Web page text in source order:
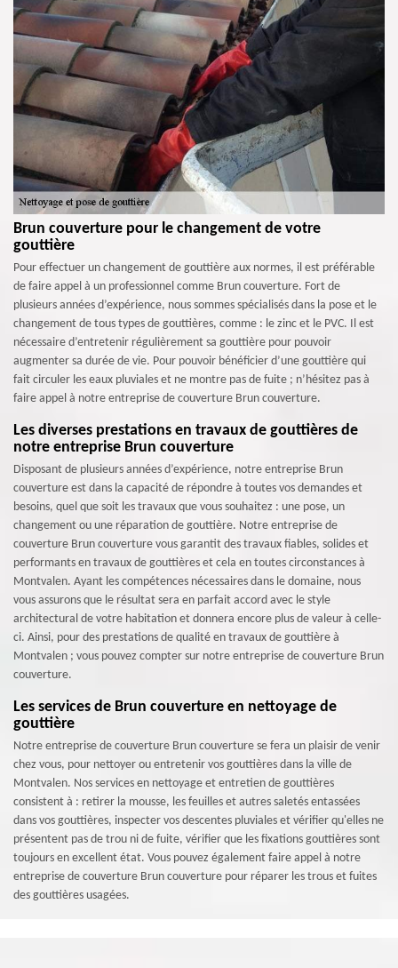
Brun couverture pour le changement de votre
gouttière
Pour effectuer un changement de gouttière aux normes, il est préférable
de faire appel à un professionnel comme Brun couverture. Fort de
plusieurs années d’expérience, nous sommes spécialisés dans la pose et le
changement de tous types de gouttières, comme : le zinc et le PVC. Il est
nécessaire d’entretenir régulièrement sa gouttière pour pouvoir
augmenter sa durée de vie. Pour pouvoir bénéficier d’une gouttière qui
fait circuler les eaux pluviales et ne montre pas de fuite ; n’hésitez pas à
faire appel à notre entreprise de couverture Brun couverture.
Les diverses prestations en travaux de gouttières de
notre entreprise Brun couverture
Disposant de plusieurs années d’expérience, notre entreprise Brun
couverture est dans la capacité de répondre à toutes vos demandes et
besoins, quel que soit les travaux que vous souhaitez : une pose, un
changement ou une réparation de gouttière. Notre entreprise de
couverture Brun couverture vous garantit des travaux fiables, solides et
performants en travaux de gouttières et cela en toutes circonstances à
Montvalen. Ayant les compétences nécessaires dans le domaine, nous
vous assurons que le résultat sera en parfait accord avec le style
architectural de votre habitation et donnera encore plus de valeur à celle-
ci. Ainsi, pour des prestations de qualité en travaux de gouttière à
Montvalen ; vous pouvez compter sur notre entreprise de couverture Brun
couverture.
Les services de Brun couverture en nettoyage de
gouttière
Notre entreprise de couverture Brun couverture se fera un plaisir de venir
chez vous, pour nettoyer ou entretenir vos gouttières dans la ville de
Montvalen. Nos services en nettoyage et entretien de gouttières
consistent à : retirer la mousse, les feuilles et autres saletés entassées
dans vos gouttières, inspecter vos descentes pluviales et vérifier qu'elles ne
présentent pas de trou ni de fuite, vérifier que les fixations gouttières sont
toujours en excellent état. Vous pouvez également faire appel à notre
entreprise de couverture Brun couverture pour réparer les trous et fuites
des gouttières usagées.